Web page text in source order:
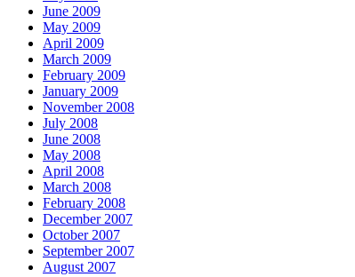
June 2009
May 2009
April 2009
March 2009
February 2009
January 2009
November 2008
July 2008
June 2008
May 2008
April 2008
March 2008
February 2008
December 2007
October 2007
September 2007
August 2007